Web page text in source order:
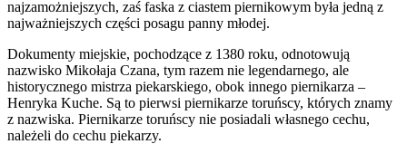
najzamożniejszych, zaś faska z ciastem piernikowym była jedną z
najważniejszych części posagu panny młodej.
Dokumenty miejskie, pochodzące z 1380 roku, odnotowują
nazwisko Mikołaja Czana, tym razem nie legendarnego, ale
historycznego mistrza piekarskiego, obok innego piernikarza –
Henryka Kuche. Są to pierwsi piernikarze toruńscy, których znamy
z nazwiska. Piernikarze toruńscy nie posiadali własnego cechu,
należeli do cechu piekarzy.